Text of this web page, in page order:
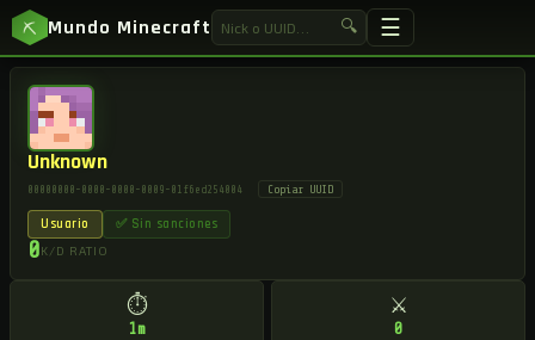
⛏ Mundo Minecraft 🔍 ☰
Unknown
00000000-0000-0000-0009-01f6ed254004 Copiar UUID
Usuario ✅ Sin sanciones
0K/D RATIO
⏱
1m
⚔
0